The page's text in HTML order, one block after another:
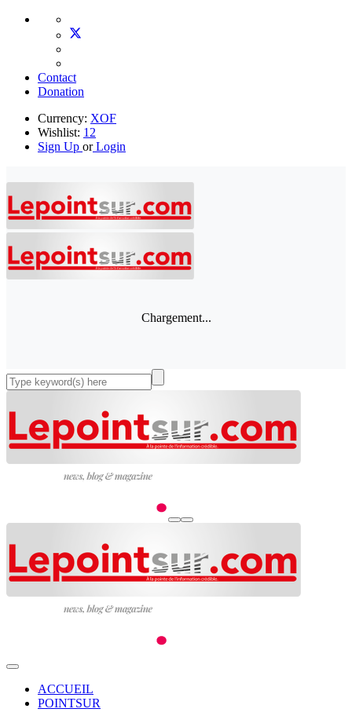
Contact
Donation
Currency: XOF
Wishlist: 12
Sign Up orLogin
Chargement...
ACCUEIL
POINTSUR